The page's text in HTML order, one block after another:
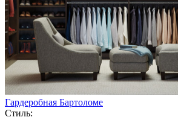
Гардеробная Бартоломе
Стиль: